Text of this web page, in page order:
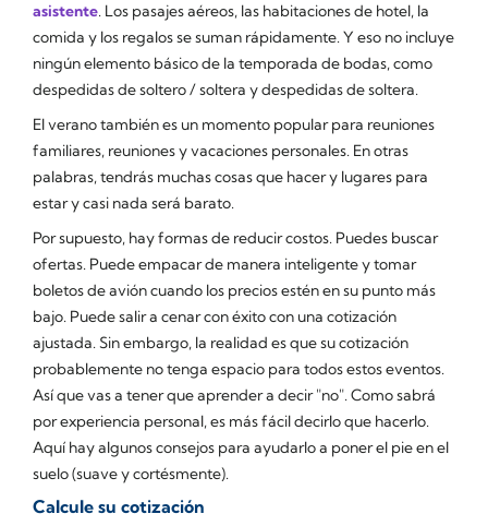
asistente. Los pasajes aéreos, las habitaciones de hotel, la
comida y los regalos se suman rápidamente. Y eso no incluye
ningún elemento básico de la temporada de bodas, como
despedidas de soltero / soltera y despedidas de soltera.
El verano también es un momento popular para reuniones
familiares, reuniones y vacaciones personales. En otras
palabras, tendrás muchas cosas que hacer y lugares para
estar y casi nada será barato.
Por supuesto, hay formas de reducir costos. Puedes buscar
ofertas. Puede empacar de manera inteligente y tomar
boletos de avión cuando los precios estén en su punto más
bajo. Puede salir a cenar con éxito con una cotización
ajustada. Sin embargo, la realidad es que su cotización
probablemente no tenga espacio para todos estos eventos.
Así que vas a tener que aprender a decir "no". Como sabrá
por experiencia personal, es más fácil decirlo que hacerlo.
Aquí hay algunos consejos para ayudarlo a poner el pie en el
suelo (suave y cortésmente).
Calcule su cotización